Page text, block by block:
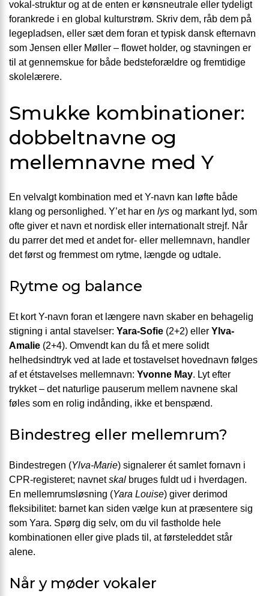
vokal-struktur og at de enten er kønsneutrale eller tydeligt
forankrede i en global kulturstrøm. Skriv dem, råb dem på
legepladsen, eller sæt dem foran et typisk dansk efternavn
som Jensen eller Møller – flowet holder, og stavningen er
til at gennemskue for både bedsteforældre og fremtidige
skolelærere.
Smukke kombinationer:
dobbeltnavne og
mellemnavne med Y
En velvalgt kombination med et Y-navn kan løfte både
klang og personlighed. Y’et har en lys og markant lyd, som
ofte giver et navn et nordisk eller internationalt strejf. Når
du parrer det med et andet for- eller mellemnavn, handler
det først og fremmest om rytme, længde og udtale.
Rytme og balance
Et kort Y-navn foran et længere navn skaber en behagelig
stigning i antal stavelser: Yara-Sofie (2+2) eller Ylva-
Amalie (2+4). Omvendt kan du få et mere solidt
helhedsindtryk ved at lade et tostavelset hovednavn følges
af et étstavelses mellemnavn: Yvonne May. Lyt efter
trykket – det naturlige pauserum mellem navnene skal
føles som en rolig indånding, ikke et benspænd.
Bindestreg eller mellemrum?
Bindestregen (Ylva-Marie) signalerer ét samlet fornavn i
CPR-registeret; navnetskal bruges fuldt ud i hverdagen.
En mellemrumsløsning (Yara Louise) giver derimod
fleksibilitet: barnet kan siden vælge kun at præsentere sig
som Yara. Spørg dig selv, om du vil fastholde hele
kombinationen eller give plads til, at førsteleddet står
alene.
Når y møder vokaler